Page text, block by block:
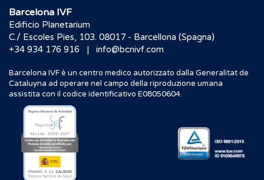
Barcelona IVF
Edificio Planetarium
C./ Escoles Pies, 103. 08017 - Barcellona (Spagna)
+34 934 176 916
| info@bcnivf.com
Barcelona IVF è un centro medico autorizzato dalla Generalitat de
Cataluyna ad operare nel campo della riproduzione umana
assistita con il codice identificativo E08050604.